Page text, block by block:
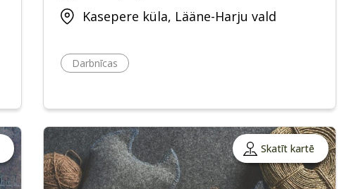
Kasepere küla, Lääne-Harju vald
Darbnīcas
Skatīt kartē